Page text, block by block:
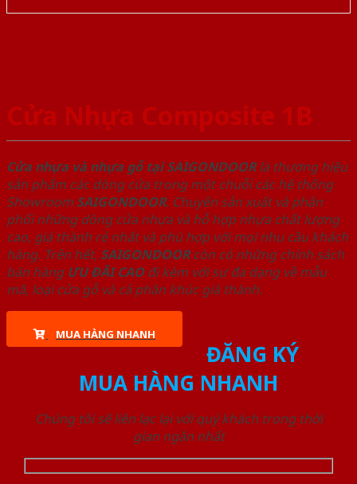
Cửa Nhựa Composite 1B
Cửa nhựa và nhựa gỗ tại SAIGONDOORlà thương hiệu
sản phẩm các dòng cửa trong một chuỗi các hệ thống
Showroom SAIGONDOOR. Chuyên sản xuất và phân
phối những dòng cửa nhựa và hỗ hợp nhựa chất lượng
cao, giá thành rẻ nhất và phù hợp với mọi nhu cầu khách
hàng. Trên hết, SAIGONDOORcòn có những chính sách
bán hàng ƯU ĐÃI CAOđi kèm với sự đa dạng về mẫu
mã, loại cửa gỗ và cả phân khúc giá thành.
MUA HÀNG NHANH
ĐĂNG KÝ
MUA HÀNG NHANH
Chúng tôi sẽ liên lạc lại với quý khách trong thời
gian ngắn nhất